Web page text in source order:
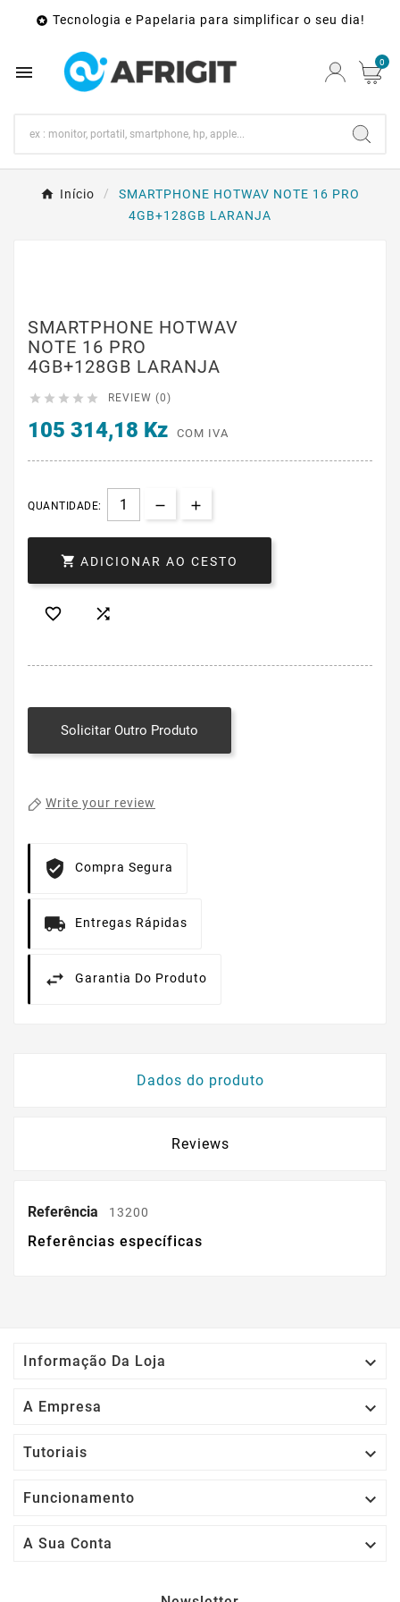
 Tecnologia e Papelaria para simplificar o seu dia!
 0
Início
SMARTPHONE HOTWAV NOTE 16 PRO
4GB+128GB LARANJA
SMARTPHONE HOTWAV
NOTE 16 PRO
4GB+128GB LARANJA
     REVIEW (0)
105 314,18 Kz COM IVA
QUANTIDADE:
 ADICIONAR AO CESTO
 
Solicitar Outro Produto
Write your review
Compra Segura
Entregas Rápidas
Garantia Do Produto
Dados do produto
Reviews
Referência 13200
Referências específicas
Informação Da Loja 
A Empresa 
Tutoriais 
Funcionamento 
A Sua Conta 